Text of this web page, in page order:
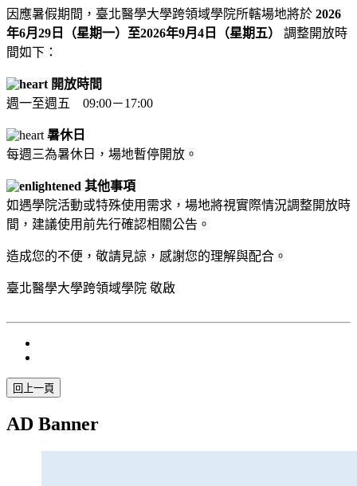
因應暑假期間，臺北醫學大學跨領域學院所轄場地將於 2026
年6月29日（星期一）至2026年9月4日（星期五）
調整開放時
間如下：
開放時間
週一至週五 09:00－17:00
暑休日
每週三為暑休日，場地暫停開放。
其他事項
如遇學院活動或特殊使用需求，場地將視實際情況調整開放時
間，建議使用前先行確認相關公告。
造成您的不便，敬請見諒，感謝您的理解與配合。
臺北醫學大學跨領域學院 敬啟
AD Banner